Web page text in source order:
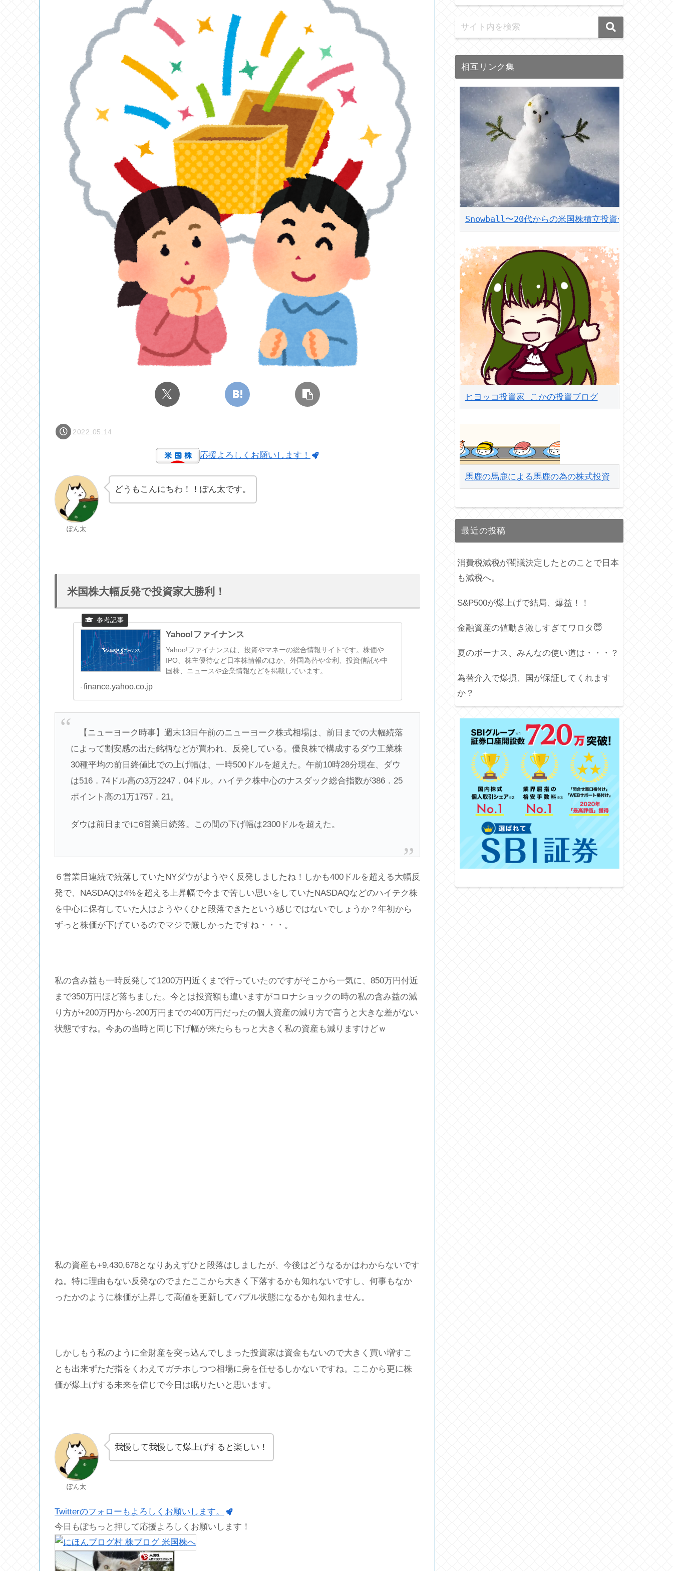
2022.05.14
応援よろしくお願いします！
ぽん太
どうもこんにちわ！！ぽん太です。
米国株大幅反発で投資家大勝利！
Yahoo!ファイナンス
Yahoo!ファイナンスは、投資やマネーの総合情報サイトです。株価や
IPO、株主優待など日本株情報のほか、外国為替や金利、投資信託や中
国株、ニュースや企業情報などを掲載しています。
finance.yahoo.co.jp
【ニューヨーク時事】週末13日午前のニューヨーク株式相場は、前日までの大幅続落
によって割安感の出た銘柄などが買われ、反発している。優良株で構成するダウ工業株
30種平均の前日終値比での上げ幅は、一時500ドルを超えた。午前10時28分現在、ダウ
は516．74ドル高の3万2247．04ドル。ハイテク株中心のナスダック総合指数が386．25
ポイント高の1万1757．21。
ダウは前日までに6営業日続落。この間の下げ幅は2300ドルを超えた。
６営業日連続で続落していたNYダウがようやく反発しましたね！しかも400ドルを超える大幅反
発で、NASDAQは4%を超える上昇幅で今まで苦しい思いをしていたNASDAQなどのハイテク株
を中心に保有していた人はようやくひと段落できたという感じではないでしょうか？年初から
ずっと株価が下げているのでマジで厳しかったですね・・・。
私の含み益も一時反発して1200万円近くまで行っていたのですがそこから一気に、850万円付近
まで350万円ほど落ちました。今とは投資額も違いますがコロナショックの時の私の含み益の減
り方が+200万円から-200万円までの400万円だったの個人資産の減り方で言うと大きな差がない
状態ですね。今あの当時と同じ下げ幅が来たらもっと大きく私の資産も減りますけどｗ
私の資産も+9,430,678となりあえずひと段落はしましたが、今後はどうなるかはわからないです
ね。特に理由もない反発なのでまたここから大きく下落するかも知れないですし、何事もなか
ったかのように株価が上昇して高値を更新してバブル状態になるかも知れません。
しかしもう私のように全財産を突っ込んでしまった投資家は資金もないので大きく買い増すこ
とも出来ずただ指をくわえてガチホしつつ相場に身を任せるしかないですね。ここから更に株
価が爆上げする未来を信じで今日は眠りたいと思います。
ぽん太
我慢して我慢して爆上げすると楽しい！
Twitterのフォローもよろしくお願いします。
今日もぽちっと押して応援よろしくお願いします！
相互リンク集
Snowball〜20代からの米国株積立投資〜
ヒヨッコ投資家 こかの投資ブログ
馬鹿の馬鹿による馬鹿の為の株式投資
最近の投稿
消費税減税が閣議決定したとのことで日本
も減税へ。
S&P500が爆上げで結局、爆益！！
金融資産の値動き激しすぎてワロタ😇
夏のボーナス、みんなの使い道は・・・？
為替介入で爆損、国が保証してくれます
か？